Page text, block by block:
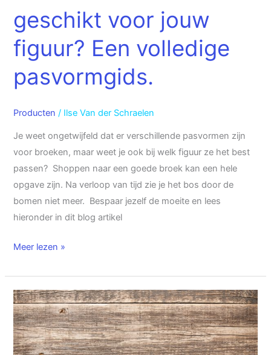
geschikt voor jouw
figuur? Een volledige
pasvormgids.
Producten / Ilse Van der Schraelen
Je weet ongetwijfeld dat er verschillende pasvormen zijn
voor broeken, maar weet je ook bij welk figuur ze het best
passen? Shoppen naar een goede broek kan een hele
opgave zijn. Na verloop van tijd zie je het bos door de
bomen niet meer. Bespaar jezelf de moeite en lees
hieronder in dit blog artikel
Meer lezen »
Hoe
bepaal
je
de